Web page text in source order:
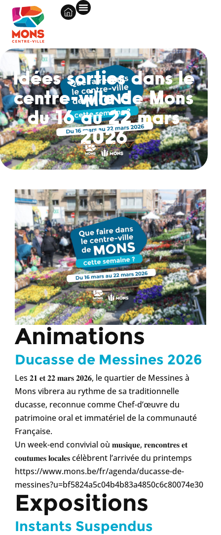
Idées sorties dans le
centre-ville de Mons
du 16 au 22 mars
2026
Animations
Ducasse de Messines 2026
Les 𝟐𝟏 𝐞𝐭 𝟐𝟐 𝐦𝐚𝐫𝐬 𝟐𝟎𝟐𝟔, le quartier de Messines à
Mons vibrera au rythme de sa traditionnelle
ducasse, reconnue comme Chef-d’œuvre du
patrimoine oral et immatériel de la communauté
Française.
Un week-end convivial où 𝐦𝐮𝐬𝐢𝐪𝐮𝐞, 𝐫𝐞𝐧𝐜𝐨𝐧𝐭𝐫𝐞𝐬 𝐞𝐭
𝐜𝐨𝐮𝐭𝐮𝐦𝐞𝐬 𝐥𝐨𝐜𝐚𝐥𝐞𝐬 célèbrent l’arrivée du printemps
https://www.mons.be/fr/agenda/ducasse-de-
messines?u=bf5824a5c04b4b83a4850c6c80074e30
Expositions
Instants Suspendus